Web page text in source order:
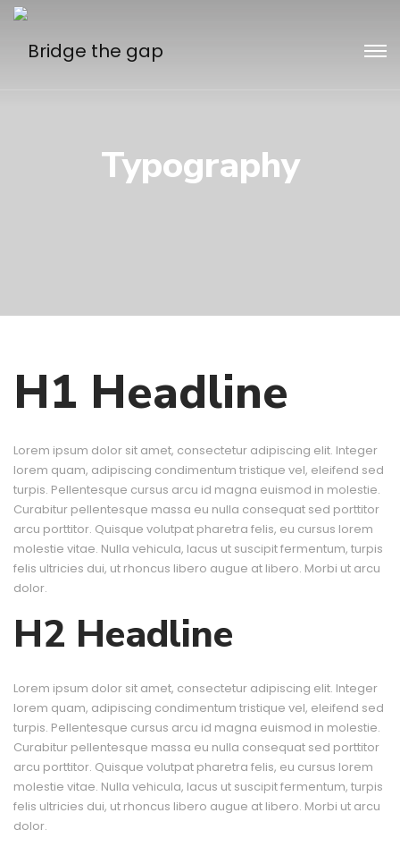
Typography
H1 Headline
Lorem ipsum dolor sit amet, consectetur adipiscing elit. Integer
lorem quam, adipiscing condimentum tristique vel, eleifend sed
turpis. Pellentesque cursus arcu id magna euismod in molestie.
Curabitur pellentesque massa eu nulla consequat sed porttitor
arcu porttitor. Quisque volutpat pharetra felis, eu cursus lorem
molestie vitae. Nulla vehicula, lacus ut suscipit fermentum, turpis
felis ultricies dui, ut rhoncus libero augue at libero. Morbi ut arcu
dolor.
H2 Headline
Lorem ipsum dolor sit amet, consectetur adipiscing elit. Integer
lorem quam, adipiscing condimentum tristique vel, eleifend sed
turpis. Pellentesque cursus arcu id magna euismod in molestie.
Curabitur pellentesque massa eu nulla consequat sed porttitor
arcu porttitor. Quisque volutpat pharetra felis, eu cursus lorem
molestie vitae. Nulla vehicula, lacus ut suscipit fermentum, turpis
felis ultricies dui, ut rhoncus libero augue at libero. Morbi ut arcu
dolor.